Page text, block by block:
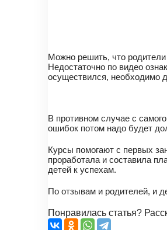
Можно решить, что родители
Недостаточно по видео
осуществился, необходимо
В противном случае с
ошибок потом надо будет
Курсы помогают с первых
проработала и составила
детей к успехам.
По отзывам и родителей, и
Понравилась статья?